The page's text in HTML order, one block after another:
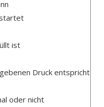
ist
Druck entspricht
oder nicht